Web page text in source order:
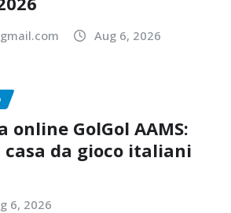
Aug 6, 2026
online GolGol AAMS:
da gioco italiani
6, 2026